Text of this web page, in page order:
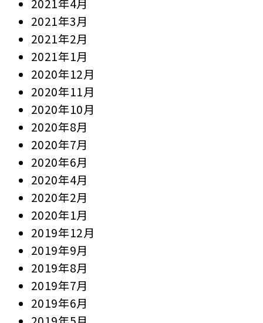
2021年4月
2021年3月
2021年2月
2021年1月
2020年12月
2020年11月
2020年10月
2020年8月
2020年7月
2020年6月
2020年4月
2020年2月
2020年1月
2019年12月
2019年9月
2019年8月
2019年7月
2019年6月